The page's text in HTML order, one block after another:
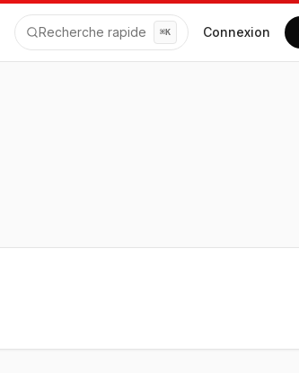
Recherche rapide ⌘K Connexion